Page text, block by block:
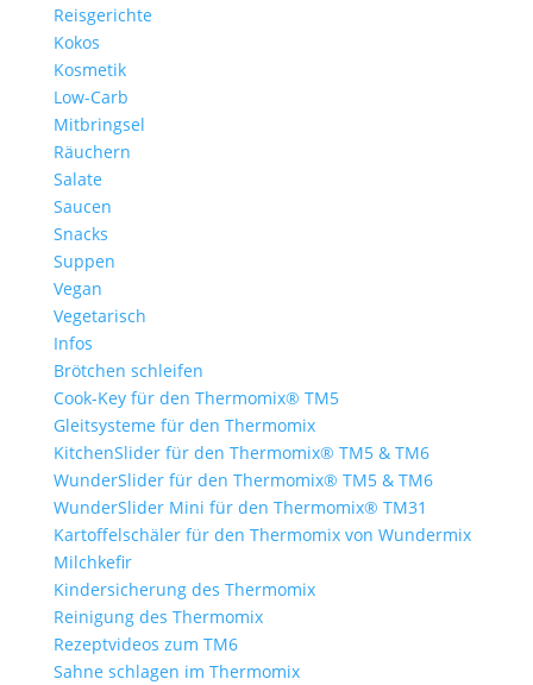
Reisgerichte
Kokos
Kosmetik
Low-Carb
Mitbringsel
Räuchern
Salate
Saucen
Snacks
Suppen
Vegan
Vegetarisch
Infos
Brötchen schleifen
Cook-Key für den Thermomix® TM5
Gleitsysteme für den Thermomix
KitchenSlider für den Thermomix® TM5 & TM6
WunderSlider für den Thermomix® TM5 & TM6
WunderSlider Mini für den Thermomix® TM31
Kartoffelschäler für den Thermomix von Wundermix
Milchkefir
Kindersicherung des Thermomix
Reinigung des Thermomix
Rezeptvideos zum TM6
Sahne schlagen im Thermomix